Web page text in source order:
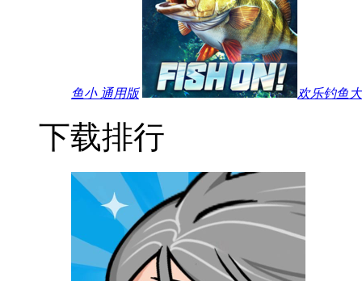
鱼小 通用版 欢乐钓鱼
下载排行